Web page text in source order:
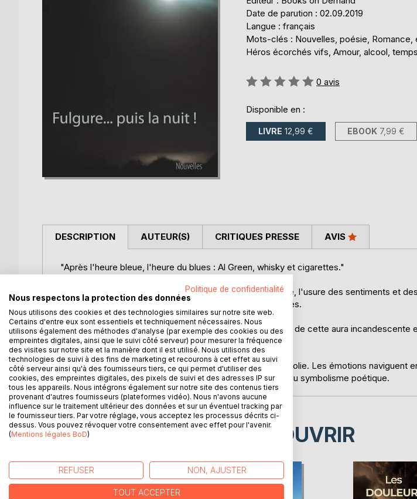
Date de parution : 02.09.2019
Langue : français
Mots-clés : Nouvelles, poésie, Romance,
Héros écorchés vifs, Amour, alcool,
Évaluation:
0 avis
Disponible en :
LIVRE 12,99 € EBOOK 7,99 €
DESCRIPTION
"Après l'heure bleue, l'heure du blues : Al Green, whisky et cigarettes."
Le passage de la lumière à l'obscurité, le temps qui passe, l'usure des sentiments et
ces histoires. Des tranches de vie faites de drames intimes.
"Quand elle caressait lentement ses cheveux enveloppés de cette aura incandescente
Paul Niclausse."
Des nouvelles poignantes dans un univers flirtant avec la folie. Les émotions naviguent
subjective inspirés de l'expressionnisme et la sensibilité du symbolisme poétique.
AUTEUR(S) CRITIQUES PRESSE AVIS
D’AUTRES TITRES À DÉCOUVRIR
Politique de confidentialité
Nous respectons la protection des données
Nous utilisons des cookies et des technologies similaires sur notre site web.
Certains d'entre eux sont essentiels et techniquement nécessaires. Nous
utilisons également des méthodes d'analyse (par exemple des cookies ou des
empreintes digitales, ainsi que le suivi côté serveur) pour mesurer la fréquence
des visites sur notre site et la manière dont il est utilisé. Nous utilisons des
technologies de suivi à des fins de marketing et recourons à cet effet au suivi
côté serveur ainsi qu'à des fournisseurs tiers, ce qui permet d'utiliser des
cookies, des empreintes digitales, des pixels de suivi et des adresses IP sur
tous les appareils. Nous intégrons également sur notre site des contenus tiers
provenant d'autres fournisseurs (plateformes vidéo). Nous n'avons aucune
influence sur le traitement ultérieur des données et sur un éventuel tracking par
le fournisseur tiers. Par votre réglage, vous acceptez les processus décrits ci-
dessus. Vous pouvez révoquer votre consentement avec effet pour l'avenir.
(Mentions légales BoD)
REFUSER NON, AJUSTER
TOUT ACCEPTER